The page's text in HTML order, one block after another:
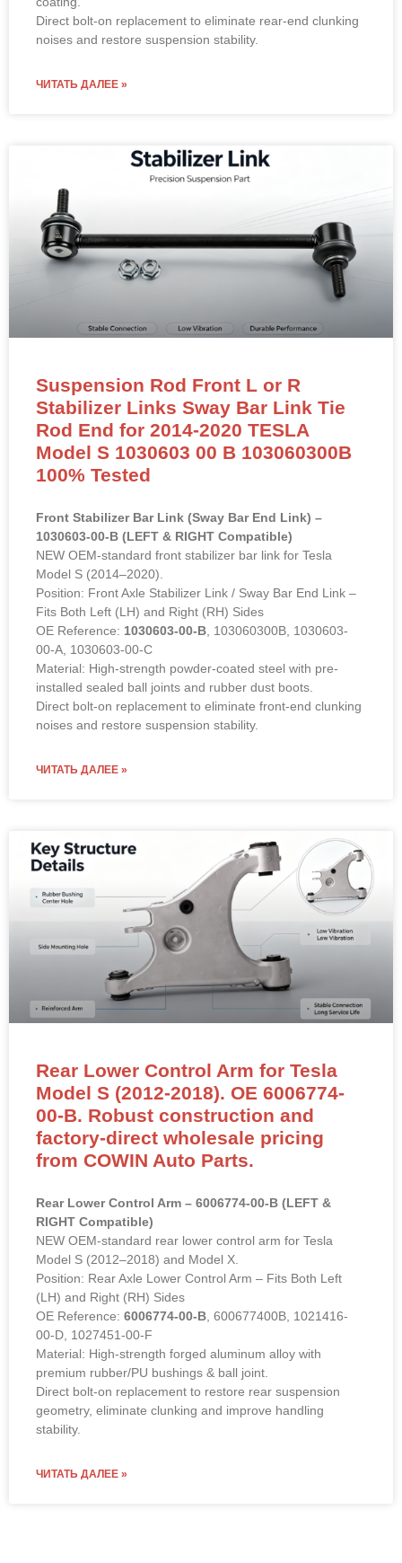
Direct bolt-on replacement to eliminate rear-end clunking
noises and restore suspension stability.
ЧИТАТЬ ДАЛЕЕ »
Suspension Rod Front L or R
Stabilizer Links Sway Bar Link Tie
Rod End for 2014-2020 TESLA
Model S 1030603 00 B 103060300B
100% Tested
Front Stabilizer Bar Link (Sway Bar End Link) –
1030603-00-B (LEFT & RIGHT Compatible)
NEW OEM-standard front stabilizer bar link for Tesla
Model S (2014–2020).
Position: Front Axle Stabilizer Link / Sway Bar End Link –
Fits Both Left (LH) and Right (RH) Sides
OE Reference: 1030603-00-B , 103060300B, 1030603-
00-A, 1030603-00-C
Material: High-strength powder-coated steel with pre-
installed sealed ball joints and rubber dust boots.
Direct bolt-on replacement to eliminate front-end clunking
noises and restore suspension stability.
ЧИТАТЬ ДАЛЕЕ »
Rear Lower Control Arm for Tesla
Model S (2012-2018). OE 6006774-
00-B. Robust construction and
factory-direct wholesale pricing
from COWIN Auto Parts.
Rear Lower Control Arm – 6006774-00-B (LEFT &
RIGHT Compatible)
NEW OEM-standard rear lower control arm for Tesla
Model S (2012–2018) and Model X.
Position: Rear Axle Lower Control Arm – Fits Both Left
(LH) and Right (RH) Sides
OE Reference: 6006774-00-B , 600677400B, 1021416-
00-D, 1027451-00-F
Material: High-strength forged aluminum alloy with
premium rubber/PU bushings & ball joint.
Direct bolt-on replacement to restore rear suspension
geometry, eliminate clunking and improve handling
stability.
ЧИТАТЬ ДАЛЕЕ »